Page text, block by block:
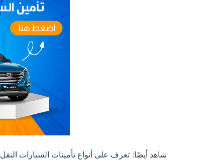
شاهد أيضًا: تعرف على أنواع تأمينات السيارات النقل